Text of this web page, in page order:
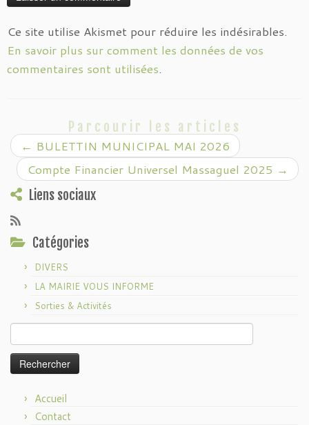
Ce site utilise Akismet pour réduire les indésirables.
En savoir plus sur comment les données de vos
commentaires sont utilisées.
Parcourir les articles
← BULETTIN MUNICIPAL MAI 2026
Compte Financier Universel Massaguel 2025 →
Liens sociaux
Catégories
DIVERS
LA MAIRIE VOUS INFORME
Sorties & Activités
Accueil
Contact